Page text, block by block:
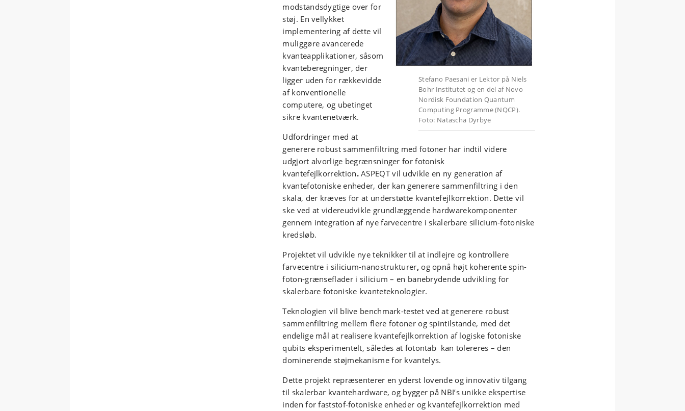
Stefano Paesani er Lektor på Niels
Bohr Institutet og en del af Novo
Nordisk Foundation Quantum
Computing Programme (NQCP).
Foto: Natascha Dyrbye
modstandsdygtige over for
støj. En vellykket
implementering af dette vil
muliggøre avancerede
kvanteapplikationer, såsom
kvanteberegninger, der
ligger uden for rækkevidde
af konventionelle
computere, og ubetinget
sikre kvantenetværk.
Udfordringer med at
generere robust sammenfiltring med fotoner har indtil videre
udgjort alvorlige begrænsninger for fotonisk
kvantefejlkorrektion.ASPEQT vil udvikle en ny generation af
kvantefotoniske enheder, der kan generere sammenfiltring i den
skala, der kræves for at understøtte kvantefejlkorrektion. Dette vil
ske ved at videreudvikle grundlæggende hardwarekomponenter
gennem integration af nye farvecentre i skalerbare silicium-fotoniske
kredsløb.
Projektet vil udvikle nye teknikker til at indlejre og kontrollere
farvecentre i silicium-nanostrukturer,og opnå højt koherente spin-
foton-grænseflader i silicium – en banebrydende udvikling for
skalerbare fotoniske kvanteteknologier.
Teknologien vil blive benchmark-testet ved at generere robust
sammenfiltring mellem flere fotoner og spintilstande, med det
endelige mål at realisere kvantefejlkorrektion af logiske fotoniske
qubits eksperimentelt, således at fotontab kan tolereres – den
dominerende støjmekanisme for kvantelys.
Dette projekt repræsenterer en yderst lovende og innovativ tilgang
til skalerbar kvantehardware, og bygger på NBI’s unikke ekspertise
inden for faststof-fotoniske enheder og kvantefejlkorrektion med